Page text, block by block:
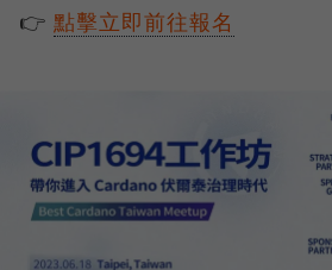
👉 點擊立即前往報名